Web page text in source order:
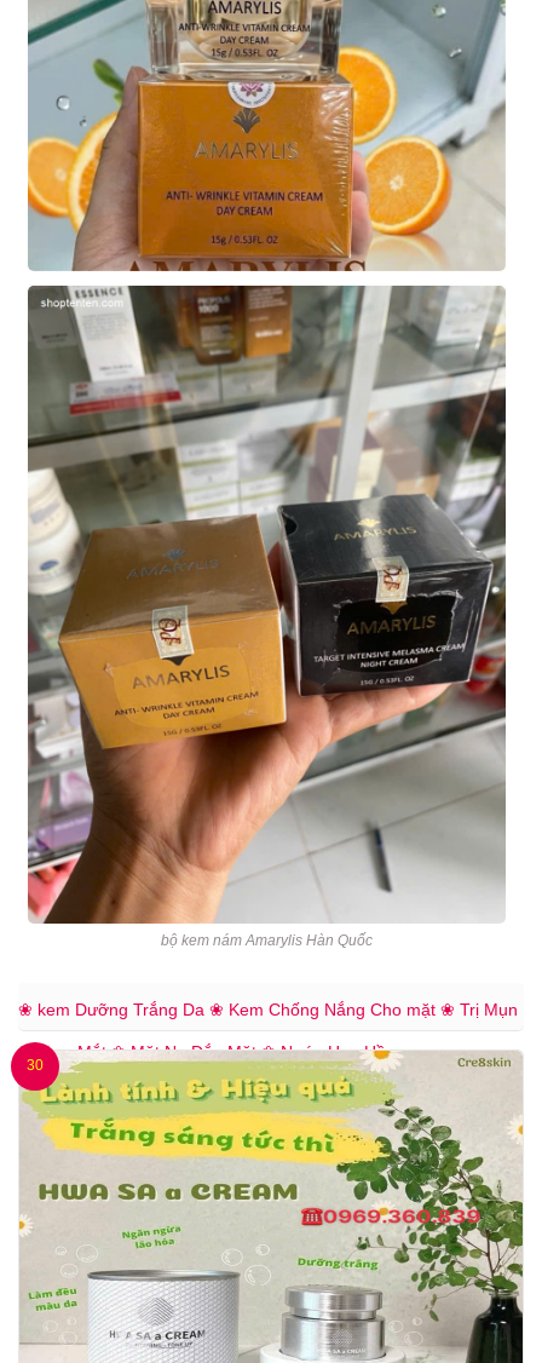
bộ kem nám Amarylis Hàn Quốc
❀ kem Dưỡng Trắng Da ❀ Kem Chống Nắng Cho mặt ❀ Trị Mụn
❀ Kem Mắt ❀ Mặt Nạ Đắp Mặt ❀ Nước Hoa Hồng
30